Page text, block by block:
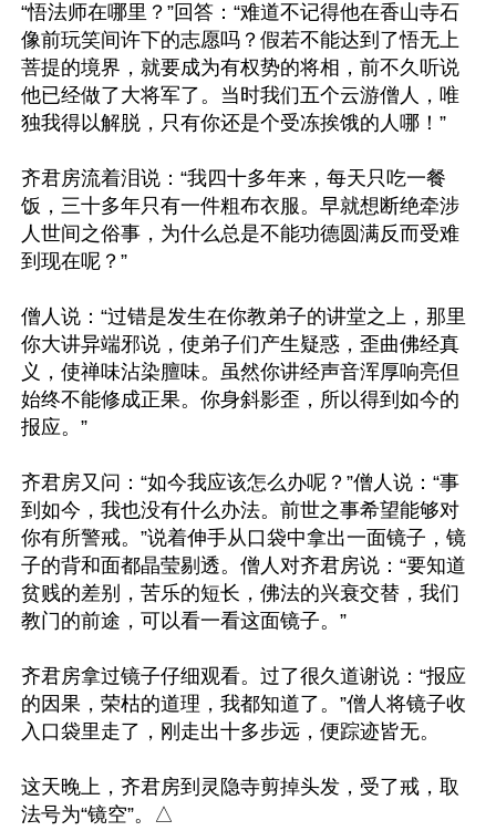
“悟法师在哪里？”回答：“难道不记得他在香山寺石
像前玩笑间许下的志愿吗？假若不能达到了悟无上
菩提的境界，就要成为有权势的将相，前不久听说
他已经做了大将军了。当时我们五个云游僧人，唯
独我得以解脱，只有你还是个受冻挨饿的人哪！”
齐君房流着泪说：“我四十多年来，每天只吃一餐
饭，三十多年只有一件粗布衣服。早就想断绝牵涉
人世间之俗事，为什么总是不能功德圆满反而受难
到现在呢？”
僧人说：“过错是发生在你教弟子的讲堂之上，那里
你大讲异端邪说，使弟子们产生疑惑，歪曲佛经真
义，使禅味沾染膻味。虽然你讲经声音浑厚响亮但
始终不能修成正果。你身斜影歪，所以得到如今的
报应。”
齐君房又问：“如今我应该怎么办呢？”僧人说：“事
到如今，我也没有什么办法。前世之事希望能够对
你有所警戒。”说着伸手从口袋中拿出一面镜子，镜
子的背和面都晶莹剔透。僧人对齐君房说：“要知道
贫贱的差别，苦乐的短长，佛法的兴衰交替，我们
教门的前途，可以看一看这面镜子。”
齐君房拿过镜子仔细观看。过了很久道谢说：“报应
的因果，荣枯的道理，我都知道了。”僧人将镜子收
入口袋里走了，刚走出十多步远，便踪迹皆无。
这天晚上，齐君房到灵隐寺剪掉头发，受了戒，取